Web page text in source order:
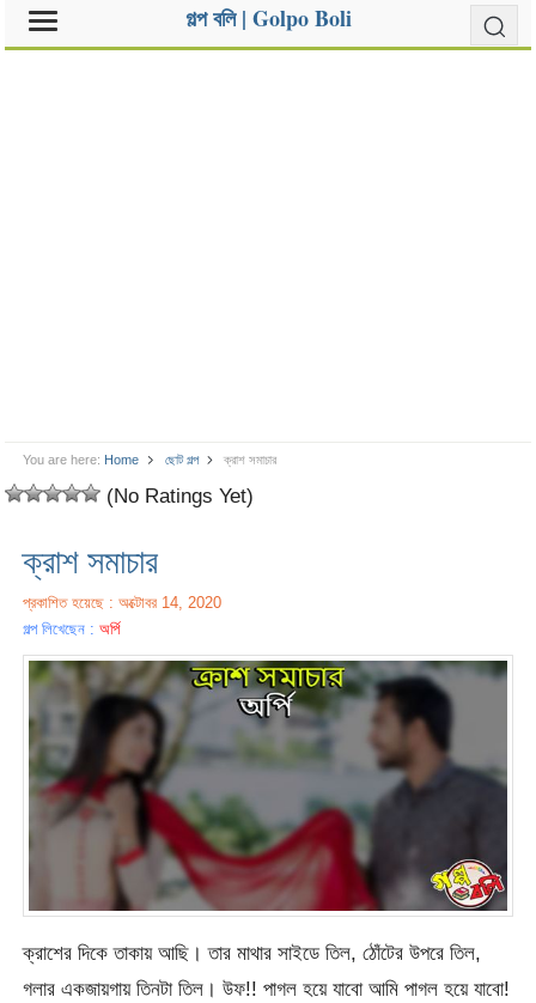
গল্প বলি | Golpo Boli
You are here: Home ছোট গল্প ক্রাশ সমাচার
(No Ratings Yet)
ক্রাশ সমাচার
প্রকাশিত হয়েছে : অক্টোবর 14, 2020
গল্প লিখেছেন :অর্পি
ক্রাশের দিকে তাকায় আছি। তার মাথার সাইডে তিল, ঠোঁটের উপরে তিল,
গলার একজায়গায় তিনটা তিল। উফ!! পাগল হয়ে যাবো আমি পাগল হয়ে যাবো!